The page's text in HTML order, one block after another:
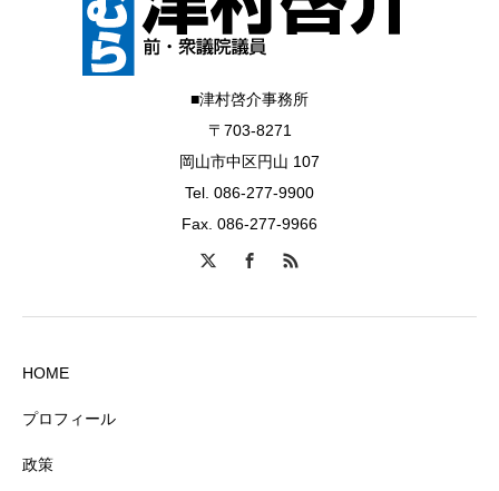
■津村啓介事務所
〒703-8271
岡山市中区円山 107
Tel. 086-277-9900
Fax. 086-277-9966
HOME
プロフィール
政策